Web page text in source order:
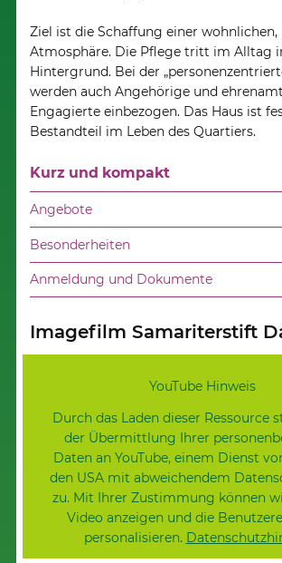
Ziel ist die Schaffung einer wohnlichen,
Atmosphäre. Die Pflege tritt im Alltag
Hintergrund. Bei der
werden auch Angehörige und
Engagierte einbezogen. Das Haus ist
Bestandteil im Leben des Quartiers.
Kurz und kompakt
Angebote
Besonderheiten
Anmeldung und Dokumente
Imagefilm Samariterstift
YouTube Hinweis
Durch das Laden dieser Ressource
der Übermittlung Ihrer
Daten an YouTube, einem Dienst
den USA mit abweichendem
zu. Mit Ihrer Zustimmung können
Video anzeigen und die
personalisieren.